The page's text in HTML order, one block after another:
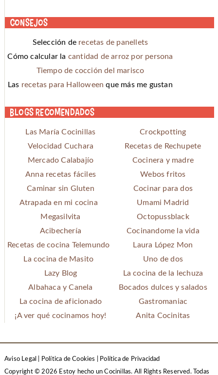
Consejos
Selección de recetas de panellets
Cómo calcular la cantidad de arroz por persona
Tiempo de cocción del marisco
Las recetas para Halloween que más me gustan
Blogs recomendados
Las María Cocinillas
Crockpotting
Velocidad Cuchara
Recetas de Rechupete
Mercado Calabajío
Cocinera y madre
Anna recetas fáciles
Webos fritos
Caminar sin Gluten
Cocinar para dos
Atrapada en mi cocina
Umami Madrid
Megasilvita
Octopussblack
Acibechería
Cocinandome la vida
Recetas de cocina Telemundo
Laura López Mon
La cocina de Masito
Uno de dos
Lazy Blog
La cocina de la lechuza
Albahaca y Canela
Bocados dulces y salados
La cocina de aficionado
Gastromaniac
¡A ver qué cocinamos hoy!
Anita Cocinitas
Aviso Legal Política de Cookies
Política de Privacidad
Copyright © 2026 Estoy hecho un Cocinillas. All Rights Reserved.Todas